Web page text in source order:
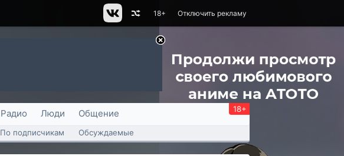
Отключить рекламу
18+
Радио Люди Общение 18+
По подписчикам Обсуждаемые